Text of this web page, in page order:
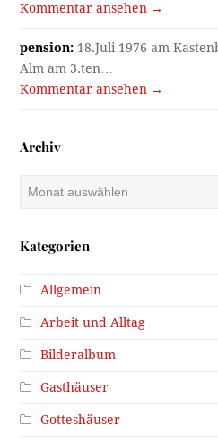
Kommentar ansehen →
pension: 18.Juli 1976 am
Alm am 3.ten…
Kommentar ansehen →
Archiv
Archiv
Kategorien
Allgemein
Arbeit und Alltag
Bilderalbum
Gasthäuser
Gotteshäuser